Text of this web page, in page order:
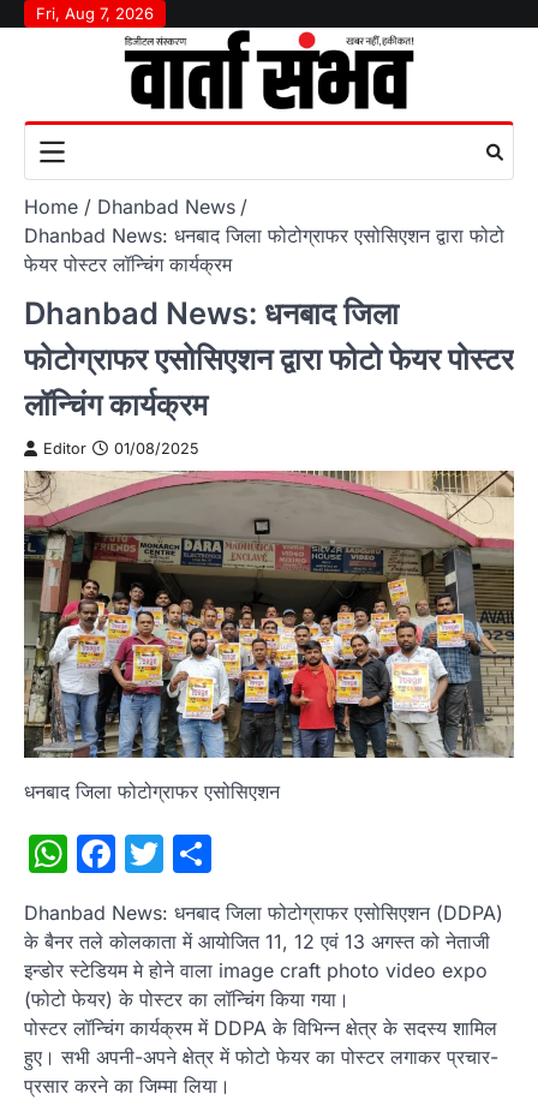
SkipFri, Aug 7, 2026
Home
Dhanbad News
Dhanbad News: धनबाद जिला फोटोग्राफर एसोसिएशन द्वारा फोटो
फेयर पोस्टर लॉन्चिंग कार्यक्रम
Dhanbad News: धनबाद जिला
फोटोग्राफर एसोसिएशन द्वारा फोटो फेयर पोस्टर
लॉन्चिंग कार्यक्रम
Editor 01/08/2025
धनबाद जिला फोटोग्राफर एसोसिएशन
WhatsApp
Facebook
Twitter
Dhanbad News: धनबाद जिला फोटोग्राफर एसोसिएशन (DDPA)
के बैनर तले कोलकाता में आयोजित 11, 12 एवं 13 अगस्त को नेताजी
इन्डोर स्टेडियम मे होने वाला image craft photo video expo
(फोटो फेयर) के पोस्टर का लॉन्चिंग किया गया।
पोस्टर लॉन्चिंग कार्यक्रम में DDPA के विभिन्न क्षेत्र के सदस्य शामिल
हुए। सभी अपनी-अपने क्षेत्र में फोटो फेयर का पोस्टर लगाकर प्रचार-
प्रसार करने का जिम्मा लिया।